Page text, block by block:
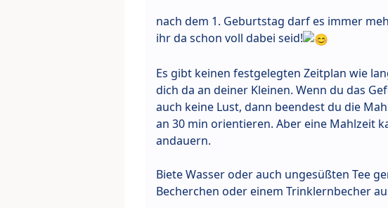
nach dem 1. Geburtstag darf es immer
ihr da schon voll dabei seid!
Es gibt keinen festgelegten Zeitplan wie
dich da an deiner Kleinen. Wenn du das
auch keine Lust, dann beendest du die
an 30 min orientieren. Aber eine Mahlzeit
andauern.
Biete Wasser oder auch ungesüßten Tee
Becherchen oder einem Trinklernbecher